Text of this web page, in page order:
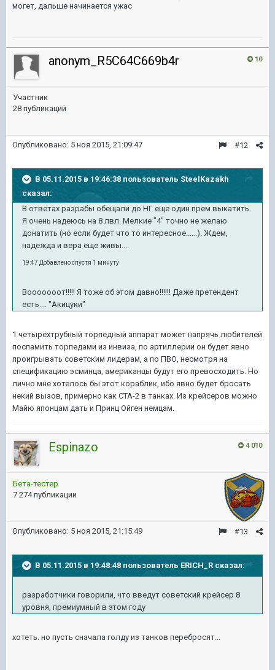
могет, дальше начинается ужас
10
anonym_R5C64C669b4r
Участник
28 публикаций
#12
Опубликовано: 5 ноя 2015, 21:09:47
В 05.11.2015 в 19:46:38 пользователь SteelKazakh
сказал:
В ответах разрабы обещали до НГ еще один прем выкатить.
Я очень надеюсь на 8 лвл. Мелкие "4" точно не желаю
донатить (но если будет что то интересное......). Ждем,
надежда и вера еще живы....
19:47 Добавлено спустя 1 минуту
Вооооооот!!!!! Я тоже об этом давно!!!!!! Даже претендент
есть.... "Акицуки"
1 четырёхтрубный торпедный аппарат может напрячь любителей
поспамить торпедами из инвиза, по артиллерии он будет явно
проигрывать советским лидерам, а по ПВО, несмотря на
спецификацию эсминца, американцы будут его превосходить. Но
лично мне хотелось бы этот кораблик, ибо явно будет бросать
некий вызов, примерно как СТА-2 в танках. Из крейсеров можно
Майю японцам дать и Принц Ойген немцам.
4 010
Espinazo
Бета-тестер
7 274 публикации
#13
Опубликовано: 5 ноя 2015, 21:15:49
В 05.11.2015 в 19:48:48 пользователь ERICH_R сказал:
разработчики говорили, что введут советский крейсер 8
уровня, премиумный в этом году
хотеть. но пусть сначала голду из танков перебросят...